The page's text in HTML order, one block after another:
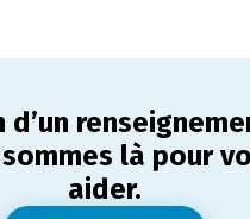
d’un
là pour
aider.